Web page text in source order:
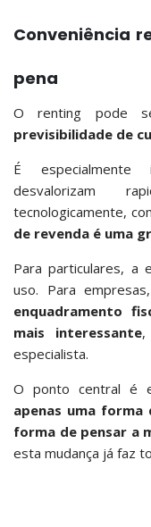
Conveniência
pena
O renting pode
previsibilidade de
É especialmente
desvalorizam
tecnologicamente,
de revenda é uma
Para particulares, a
uso. Para
enquadramento
mais interessante,
especialista.
O ponto central é
apenas uma forma
forma de pensar a
esta mudança já faz